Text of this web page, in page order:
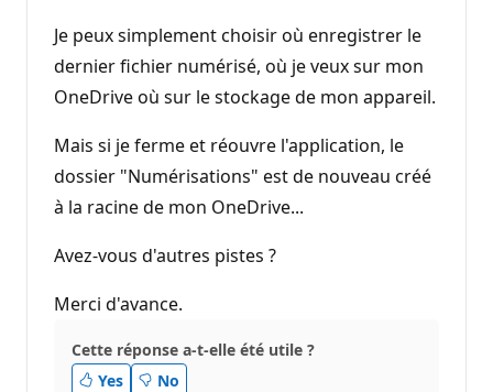
Je peux simplement choisir où enregistrer le
dernier fichier numérisé, où je veux sur mon
OneDrive où sur le stockage de mon appareil.
Mais si je ferme et réouvre l'application, le
dossier "Numérisations" est de nouveau créé
à la racine de mon OneDrive...
Avez-vous d'autres pistes ?
Merci d'avance.
Cette réponse a-t-elle été utile ?
Yes
No